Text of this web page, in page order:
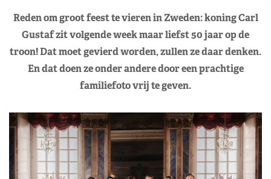
Reden om groot feest te vieren in Zweden: koning Carl
Gustaf zit volgende week maar liefst 50 jaar op de
troon! Dat moet gevierd worden, zullen ze daar denken.
En dat doen ze onder andere door een prachtige
familiefoto vrij te geven.